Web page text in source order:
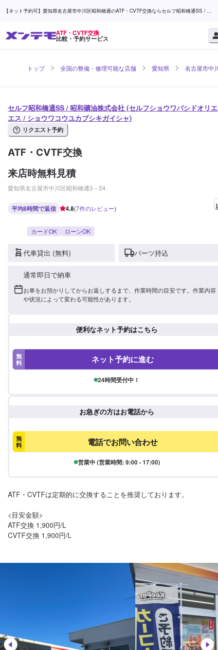
【ネット予約可】愛知県名古屋市中川区昭和橋通のATF・CVTF交換ならセルフ昭和橋通SS / 昭
ATF・CVTF交換
比較・予約サービス
トップ 全国の整備・修理可能な店舗 愛知県 名古屋市中
セルフ昭和橋通SS / 昭和礦油株式会社 (セルフショウワバシドオリ
エス / ショウワコウユカブシキガイシャ)
リクエスト予約
ATF・CVTF交換
来店時無料見積
愛知県名古屋市中川区昭和橋通3－24
平均8時間で返信 4.8(7件のレビュー)
カードOK ローンOK
代車貸出 (無料) パーツ持込
通常即日で納車
お車をお預かりしてからお返しするまで、作業時間の目安です。作業内容
や状況によって変わる可能性があります。
便利なネット予約はこちら
無
料 ネット予約に進む
24時間受付中！
お急ぎの方はお電話から
無
料 電話でお問い合わせ
営業中 (営業時間: 9:00 - 17:00)
ATF・CVTFは定期的に交換することを推奨しております。
<目安金額>
ATF交換 1,900円/L
CVTF交換 1,900円/L